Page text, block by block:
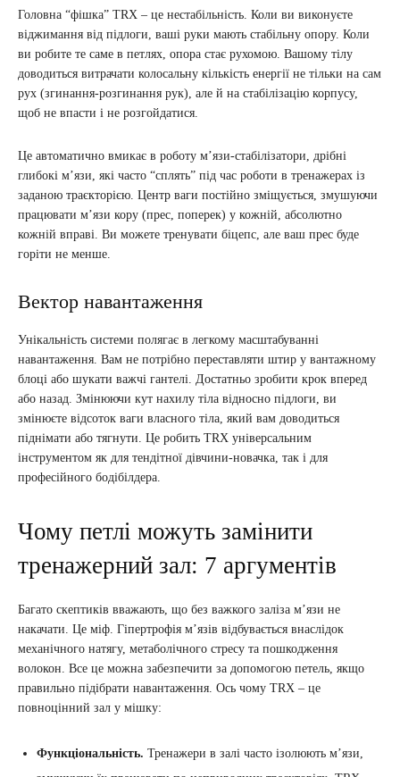
Головна “фішка” TRX – це нестабільність. Коли ви виконуєте
віджимання від підлоги, ваші руки мають стабільну опору. Коли
ви робите те саме в петлях, опора стає рухомою. Вашому тілу
доводиться витрачати колосальну кількість енергії не тільки на сам
рух (згинання-розгинання рук), але й на стабілізацію корпусу,
щоб не впасти і не розгойдатися.
Це автоматично вмикає в роботу м’язи-стабілізатори, дрібні
глибокі м’язи, які часто “сплять” під час роботи в тренажерах із
заданою траєкторією. Центр ваги постійно зміщується, змушуючи
працювати м’язи кору (прес, поперек) у кожній, абсолютно
кожній вправі. Ви можете тренувати біцепс, але ваш прес буде
горіти не менше.
Вектор навантаження
Унікальність системи полягає в легкому масштабуванні
навантаження. Вам не потрібно переставляти штир у вантажному
блоці або шукати важчі гантелі. Достатньо зробити крок вперед
або назад. Змінюючи кут нахилу тіла відносно підлоги, ви
змінюєте відсоток ваги власного тіла, який вам доводиться
піднімати або тягнути. Це робить TRX універсальним
інструментом як для тендітної дівчини-новачка, так і для
професійного бодібілдера.
Чому петлі можуть замінити
тренажерний зал: 7 аргументів
Багато скептиків вважають, що без важкого заліза м’язи не
накачати. Це міф. Гіпертрофія м’язів відбувається внаслідок
механічного натягу, метаболічного стресу та пошкодження
волокон. Все це можна забезпечити за допомогою петель, якщо
правильно підібрати навантаження. Ось чому TRX – це
повноцінний зал у мішку:
Функціональність. Тренажери в залі часто ізолюють м’язи,